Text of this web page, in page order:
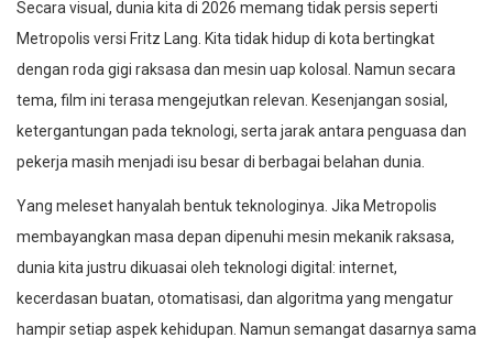
Secara visual, dunia kita di 2026 memang tidak persis seperti
Metropolis versi Fritz Lang. Kita tidak hidup di kota bertingkat
dengan roda gigi raksasa dan mesin uap kolosal. Namun secara
tema, film ini terasa mengejutkan relevan. Kesenjangan sosial,
ketergantungan pada teknologi, serta jarak antara penguasa dan
pekerja masih menjadi isu besar di berbagai belahan dunia.
Yang meleset hanyalah bentuk teknologinya. Jika Metropolis
membayangkan masa depan dipenuhi mesin mekanik raksasa,
dunia kita justru dikuasai oleh teknologi digital: internet,
kecerdasan buatan, otomatisasi, dan algoritma yang mengatur
hampir setiap aspek kehidupan. Namun semangat dasarnya sama